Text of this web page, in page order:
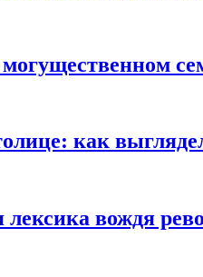
как
лексика вождя